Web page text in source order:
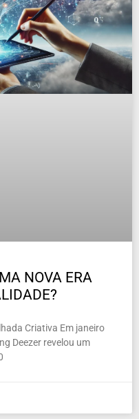
NOVA ERA
Criativa Em janeiro
Deezer revelou um